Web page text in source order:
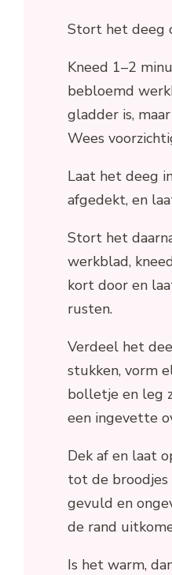
Stort het deeg
Kneed 1–2
bebloemd
gladder is,
Wees
Laat het deeg
afgedekt, en
Stort het
werkblad,
kort door en
rusten.
Verdeel het
stukken, vorm
bolletje en leg
een ingevette
Dek af en laat
tot de
gevuld en
de rand
Is het warm,